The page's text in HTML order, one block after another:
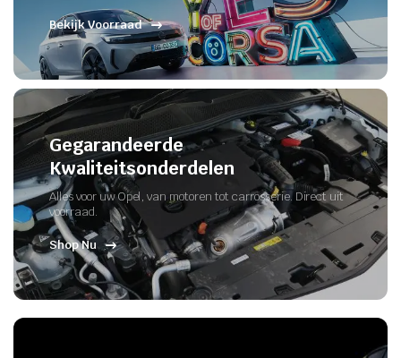
Bekijk Voorraad
Gegarandeerde
Kwaliteitsonderdelen
Alles voor uw Opel, van motoren tot carrosserie. Direct uit
voorraad.
Shop Nu